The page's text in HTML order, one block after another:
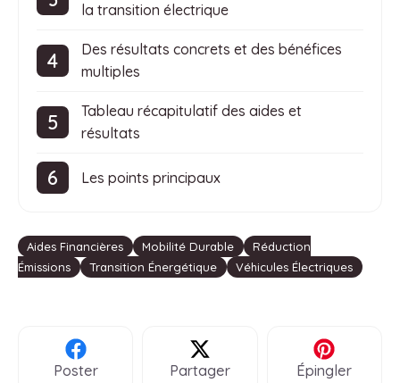
la transition électrique
Des résultats concrets et des bénéfices
multiples
Tableau récapitulatif des aides et
résultats
Les points principaux
Étiquettes
Aides Financières Mobilité Durable
Réduction
Émissions
Transition Énergétique Véhicules Électriques
Poster Partager Épingler